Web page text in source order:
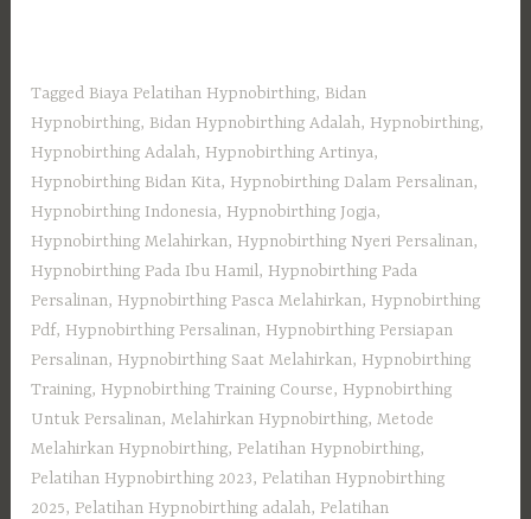
Tagged Biaya Pelatihan Hypnobirthing, Bidan
Hypnobirthing, Bidan Hypnobirthing Adalah, Hypnobirthing,
Hypnobirthing Adalah, Hypnobirthing Artinya,
Hypnobirthing Bidan Kita, Hypnobirthing Dalam Persalinan,
Hypnobirthing Indonesia, Hypnobirthing Jogja,
Hypnobirthing Melahirkan, Hypnobirthing Nyeri Persalinan,
Hypnobirthing Pada Ibu Hamil, Hypnobirthing Pada
Persalinan, Hypnobirthing Pasca Melahirkan, Hypnobirthing
Pdf, Hypnobirthing Persalinan, Hypnobirthing Persiapan
Persalinan, Hypnobirthing Saat Melahirkan, Hypnobirthing
Training, Hypnobirthing Training Course, Hypnobirthing
Untuk Persalinan,Melahirkan Hypnobirthing,Metode
Melahirkan Hypnobirthing, Pelatihan Hypnobirthing,
Pelatihan Hypnobirthing 2023, Pelatihan Hypnobirthing
2025, Pelatihan Hypnobirthing adalah, Pelatihan